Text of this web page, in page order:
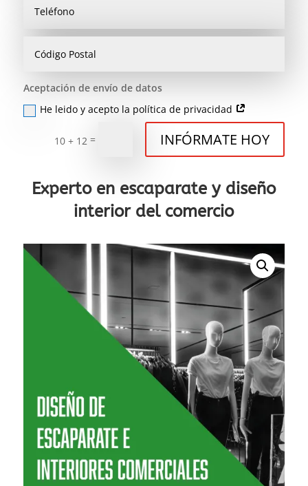
Aceptación de envío de datos
He leido y acepto la política de privacidad
10 + 12 = INFÓRMATE HOY
Experto en escaparate y diseño
interior del comercio